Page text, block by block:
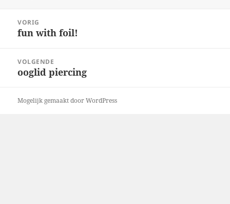
navigatie
VORIG
Vorig
fun with foil!
VOLGENDE
Volgend
ooglid piercing
Mogelijk gemaakt door WordPress